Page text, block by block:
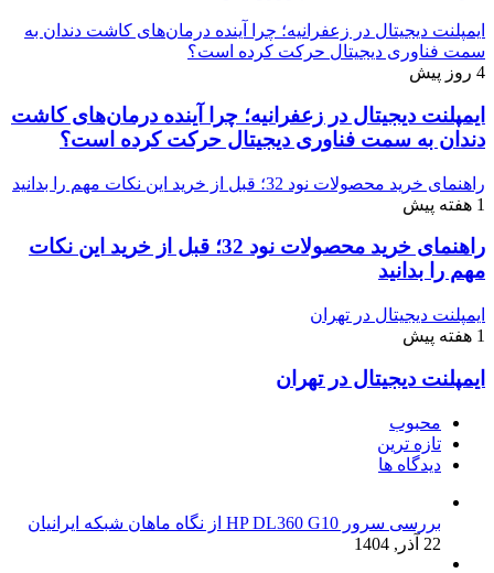
ایمپلنت دیجیتال در زعفرانیه؛ چرا آینده درمان‌های کاشت دندان به
سمت فناوری دیجیتال حرکت کرده است؟
4 روز پیش
ایمپلنت دیجیتال در زعفرانیه؛ چرا آینده درمان‌های کاشت
دندان به سمت فناوری دیجیتال حرکت کرده است؟
راهنمای خرید محصولات نود 32؛ قبل از خرید این نکات مهم را بدانید
1 هفته پیش
راهنمای خرید محصولات نود 32؛ قبل از خرید این نکات
مهم را بدانید
ایمپلنت دیجیتال در تهران
1 هفته پیش
ایمپلنت دیجیتال در تهران
محبوب
تازه ترین
دیدگاه ها
بررسی سرور HP DL360 G10 از نگاه ماهان شبکه ایرانیان
22 آذر, 1404